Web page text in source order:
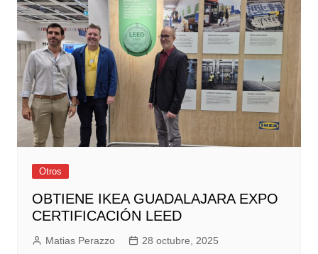
Otros
OBTIENE IKEA GUADALAJARA EXPO
CERTIFICACIÓN LEED
Matias Perazzo 28 octubre, 2025